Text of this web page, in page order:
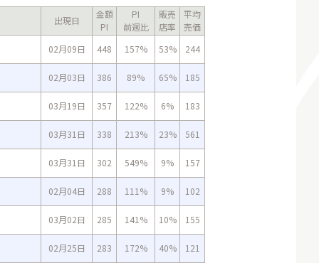
出現日
金額
PI
PI
前週比
販売
店率
平均
売価
02月09日
448 157% 53% 244
02月03日 386 89% 65% 185
03月19日 357 122% 6% 183
03月31日 338 213% 23% 561
03月31日 302 549% 9% 157
02月04日 288 111% 9% 102
03月02日 285 141% 10% 155
02月25日 283 172% 40% 121